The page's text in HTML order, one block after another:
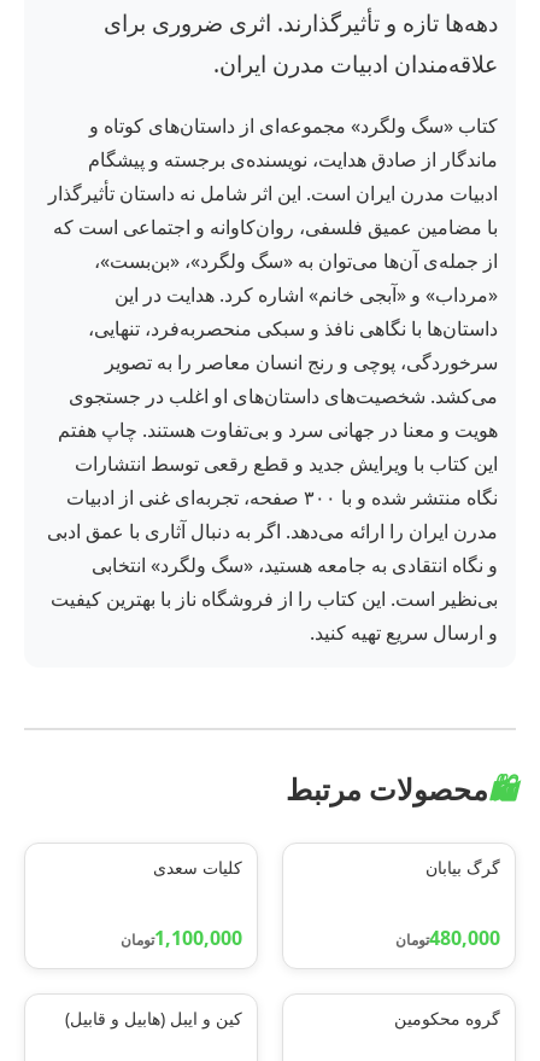
دهه‌ها تازه و تأثیرگذارند. اثری ضروری برای
علاقه‌مندان ادبیات مدرن ایران.
کتاب «سگ ولگرد» مجموعه‌ای از داستان‌های کوتاه و
ماندگار از صادق هدایت، نویسنده‌ی برجسته و پیشگام
ادبیات مدرن ایران است. این اثر شامل نه داستان تأثیرگذار
با مضامین عمیق فلسفی، روان‌کاوانه و اجتماعی است که
از جمله‌ی آن‌ها می‌توان به «سگ ولگرد»، «بن‌بست»،
«مرداب» و «آبجی خانم» اشاره کرد. هدایت در این
داستان‌ها با نگاهی نافذ و سبکی منحصربه‌فرد، تنهایی،
سرخوردگی، پوچی و رنج انسان معاصر را به تصویر
می‌کشد. شخصیت‌های داستان‌های او اغلب در جستجوی
هویت و معنا در جهانی سرد و بی‌تفاوت هستند. چاپ هفتم
این کتاب با ویرایش جدید و قطع رقعی توسط انتشارات
نگاه منتشر شده و با ۳۰۰ صفحه، تجربه‌ای غنی از ادبیات
مدرن ایران را ارائه می‌دهد. اگر به دنبال آثاری با عمق ادبی
و نگاه انتقادی به جامعه هستید، «سگ ولگرد» انتخابی
بی‌نظیر است. این کتاب را از فروشگاه ناز با بهترین کیفیت
و ارسال سریع تهیه کنید.
🛍️محصولات مرتبط
گرگ بیابان
480,000تومان
کلیات سعدی
1,100,000تومان
گروه محکومین کین و ایبل (هابیل و قابیل)